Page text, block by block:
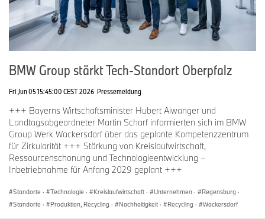
BMW Group stärkt Tech-Standort Oberpfalz
Fri Jun 05 15:45:00 CEST 2026 Pressemeldung
+++ Bayerns Wirtschaftsminister Hubert Aiwanger und
Landtagsabgeordneter Martin Scharf informierten sich im BMW
Group Werk Wackersdorf über das geplante Kompetenzzentrum
für Zirkularität +++ Stärkung von Kreislaufwirtschaft,
Ressourcenschonung und Technologieentwicklung –
Inbetriebnahme für Anfang 2029 geplant +++
Standorte · Technologie · Kreislaufwirtschaft · Unternehmen · Regensburg ·
Standorte · Produktion, Recycling · Nachhaltigkeit · Recycling · Wackersdorf